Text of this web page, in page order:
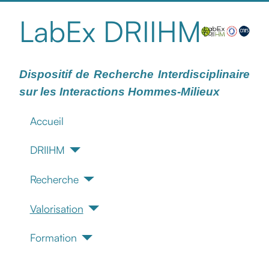
LabEx DRIIHM
Dispositif de Recherche Interdisciplinaire
sur les Interactions Hommes-Milieux
Accueil
DRIIHM
Recherche
Valorisation
Formation